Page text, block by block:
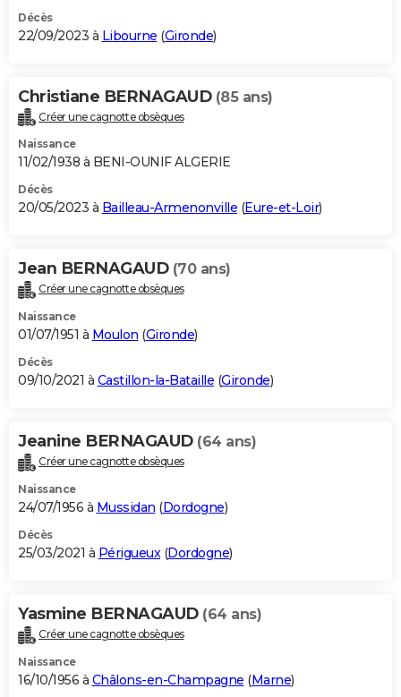
Décès
22/09/2023 à Libourne (Gironde)
Christiane BERNAGAUD (85 ans)
Créer une cagnotte obsèques
Naissance
11/02/1938 à BENI-OUNIF ALGERIE
Décès
20/05/2023 à Bailleau-Armenonville (Eure-et-Loir)
Jean BERNAGAUD (70 ans)
Créer une cagnotte obsèques
Naissance
01/07/1951 à Moulon (Gironde)
Décès
09/10/2021 à Castillon-la-Bataille (Gironde)
Jeanine BERNAGAUD (64 ans)
Créer une cagnotte obsèques
Naissance
24/07/1956 à Mussidan (Dordogne)
Décès
25/03/2021 à Périgueux(Dordogne)
Yasmine BERNAGAUD (64 ans)
Créer une cagnotte obsèques
Naissance
16/10/1956 à Châlons-en-Champagne (Marne)